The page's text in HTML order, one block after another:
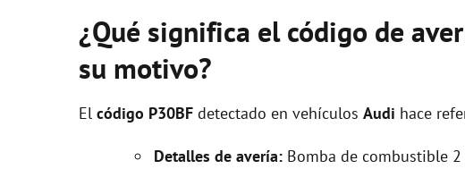
¿Qué significa el código de
su motivo?
El código P30BF detectado en vehículos Audi hace
Detalles de avería: Bomba de combustible